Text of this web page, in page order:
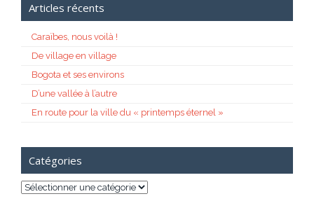
Articles récents
Caraïbes, nous voilà !
De village en village
Bogota et ses environs
D’une vallée à l’autre
En route pour la ville du « printemps éternel »
Catégories
Catégories